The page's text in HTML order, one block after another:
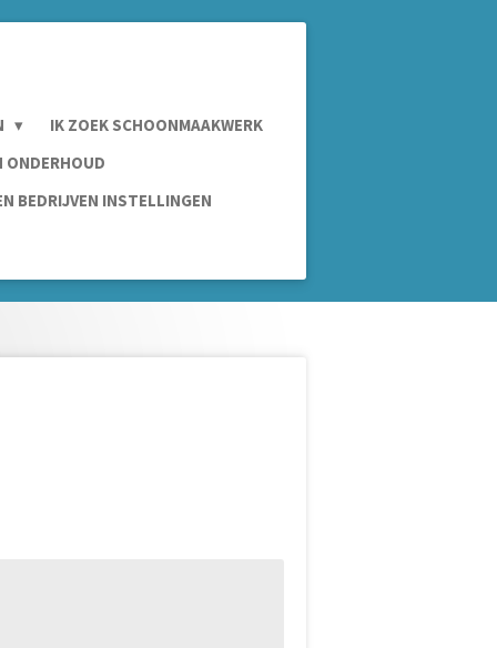
IK ZOEK SCHOONMAAKWERK
ONDERHOUD
BEDRIJVEN INSTELLINGEN